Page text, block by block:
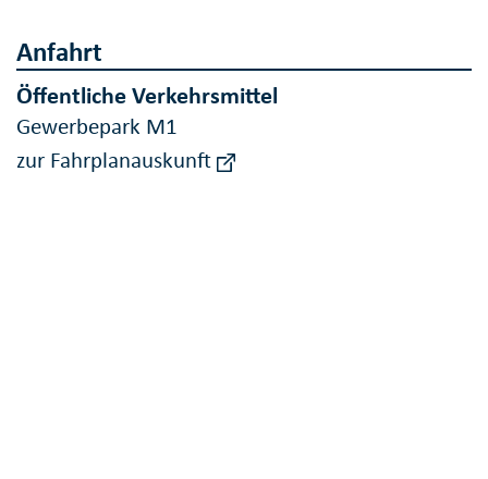
Anfahrt
Öffentliche Verkehrsmittel
Gewerbepark M1
zur Fahrplanauskunft